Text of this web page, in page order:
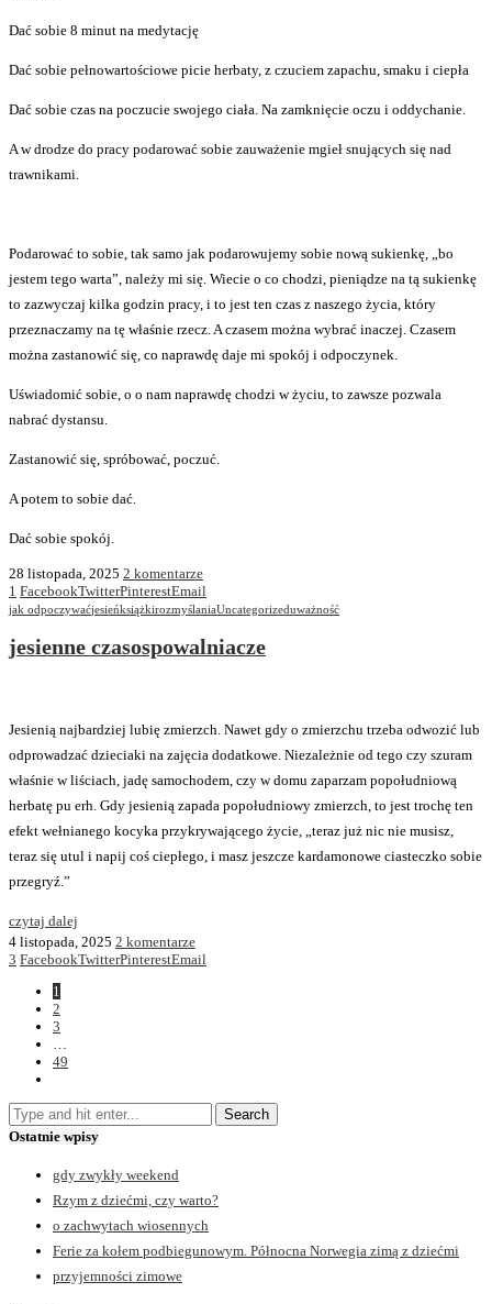
Dać sobie 8 minut na medytację
Dać sobie pełnowartościowe picie herbaty, z czuciem zapachu, smaku i ciepła
Dać sobie czas na poczucie swojego ciała. Na zamknięcie oczu i oddychanie.
A w drodze do pracy podarować sobie zauważenie mgieł snujących się nad
trawnikami.
Podarować to sobie, tak samo jak podarowujemy sobie nową sukienkę, „bo
jestem tego warta”, należy mi się. Wiecie o co chodzi, pieniądze na tą sukienkę
to zazwyczaj kilka godzin pracy, i to jest ten czas z naszego życia, który
przeznaczamy na tę właśnie rzecz. A czasem można wybrać inaczej. Czasem
można zastanowić się, co naprawdę daje mi spokój i odpoczynek.
Uświadomić sobie, o o nam naprawdę chodzi w życiu, to zawsze pozwala
nabrać dystansu.
Zastanowić się, spróbować, poczuć.
A potem to sobie dać.
Dać sobie spokój.
28 listopada, 2025 2 komentarze
1 FacebookTwitterPinterestEmail
jak odpoczywaćjesieńksiążkirozmyślaniaUncategorizeduważność
jesienne czasospowalniacze
Jesienią najbardziej lubię zmierzch. Nawet gdy o zmierzchu trzeba odwozić lub
odprowadzać dzieciaki na zajęcia dodatkowe. Niezależnie od tego czy szuram
właśnie w liściach, jadę samochodem, czy w domu zaparzam popołudniową
herbatę pu erh. Gdy jesienią zapada popołudniowy zmierzch, to jest trochę ten
efekt wełnianego kocyka przykrywającego życie, „teraz już nic nie musisz,
teraz się utul i napij coś ciepłego, i masz jeszcze kardamonowe ciasteczko sobie
przegryź.”
czytaj dalej
4 listopada, 2025 2 komentarze
3 FacebookTwitterPinterestEmail
1
2
3
…
49
Ostatnie wpisy
gdy zwykły weekend
Rzym z dziećmi, czy warto?
o zachwytach wiosennych
Ferie za kołem podbiegunowym. Północna Norwegia zimą z dziećmi
przyjemności zimowe